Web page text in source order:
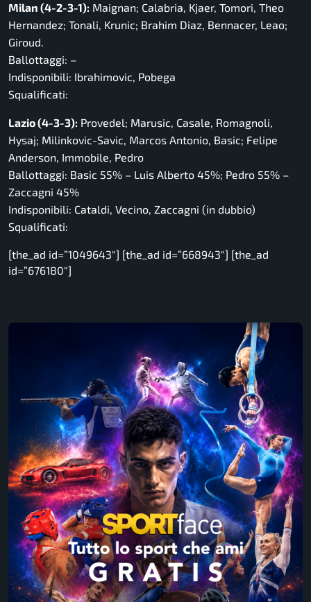
Milan (4-2-3-1): Maignan; Calabria, Kjaer, Tomori, Theo
Hernandez; Tonali, Krunic; Brahim Diaz, Bennacer, Leao;
Giroud.
Ballottaggi: –
Indisponibili: Ibrahimovic, Pobega
Squalificati:
Lazio (4-3-3): Provedel; Marusic, Casale, Romagnoli,
Hysaj; Milinkovic-Savic, Marcos Antonio, Basic; Felipe
Anderson, Immobile, Pedro
Ballottaggi: Basic 55% – Luis Alberto 45%; Pedro 55% –
Zaccagni 45%
Indisponibili: Cataldi, Vecino, Zaccagni (in dubbio)
Squalificati:
[the_ad id=”1049643″] [the_ad id=”668943″] [the_ad
id=”676180″]